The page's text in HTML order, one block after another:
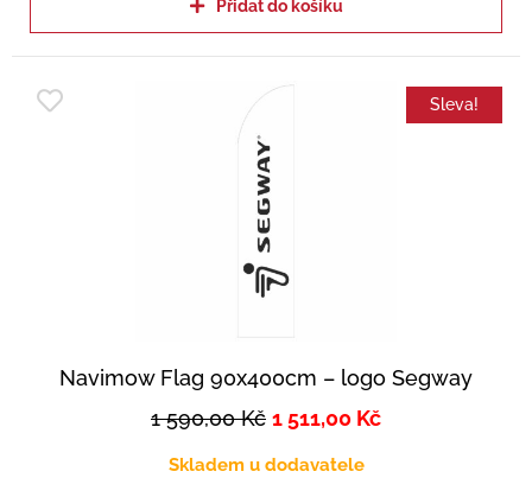
Přidat do košíku
Sleva!
Navimow Flag 90x400cm – logo Segway
1 590,00Kč 1 511,00 Kč
Skladem u dodavatele